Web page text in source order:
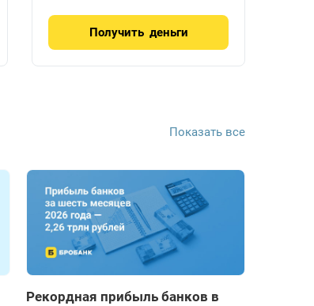
Получить деньги
Показать все
Рекордная прибыль банков в